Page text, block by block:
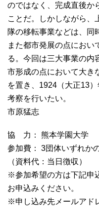
のではなく、完成直後か
ことだ。しかしながら、
隊の移転事業などは、同
また都市発展の点におい
る。今回は三大事業の内
市形成の点において大き
を置き、1924（大正13
考察を行いたい。
市原猛志
協 力： 熊本学園大学
参加費： 3団体いずれ
（資料代：当日徴収）
※参加希望の方は下記申
お申込みください。
※申し込み先メールアド